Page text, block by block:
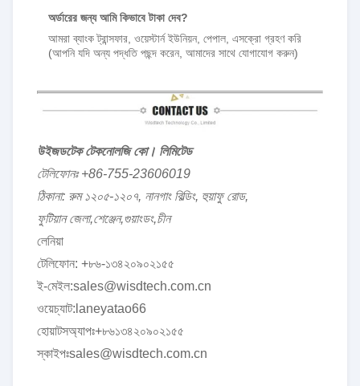
অর্ডারের জন্য আমি কিভাবে টাকা দেব?
আমরা ব্যাংক ট্রান্সফার, ওয়েস্টার্ন ইউনিয়ন, পেপাল, এসক্রো গ্রহণ করি
(আপনি যদি অন্য পদ্ধতি পছন্দ করেন, আমাদের সাথে যোগাযোগ করুন)
উইজডটেক টেকনোলজি কো। লিমিটেড
টেলিফোনঃ +86-755-23606019
ঠিকানা: রুম ১২০৫-১২০৭, নানগাং বিল্ডিং, হুয়াফু রোড,
ফুটিয়ান জেলা,শেঞ্জেন,গুয়াংডং,চীন
লেনিয়া
টেলিফোন: +৮৬-১৩৪২০৯০২১৫৫
ই-মেইল:sales@wisdtech.com.cn
ওয়েচ্যাট:laneyatao66
হোয়াটসঅ্যাপঃ+৮৬১৩৪২০৯০২১৫৫
স্কাইপঃsales@wisdtech.com.cn